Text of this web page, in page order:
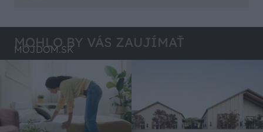
MOHLO BY VÁS ZAUJÍMAŤ
MÔJDOM.SK